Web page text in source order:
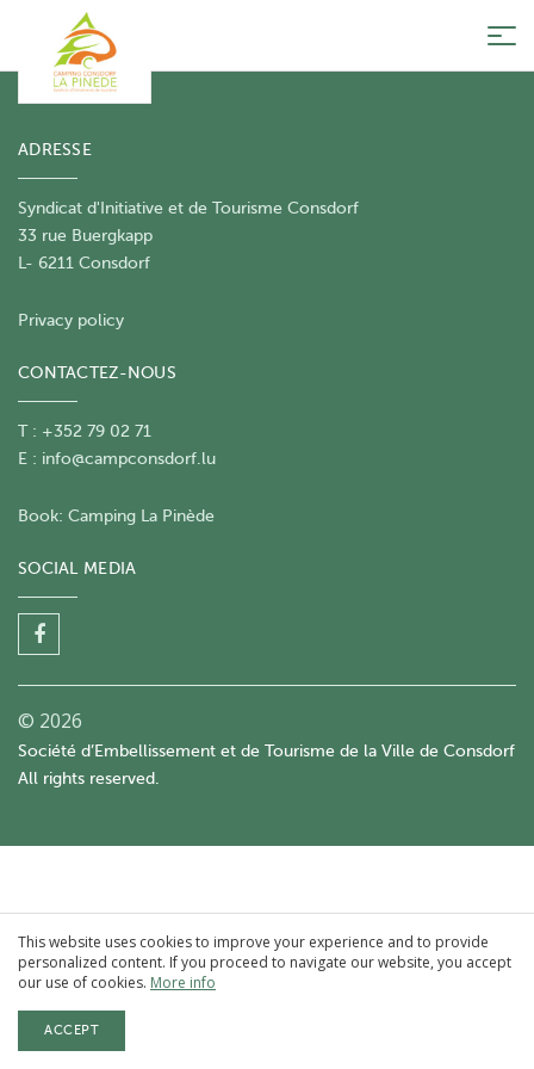
ADRESSE
Syndicat d'Initiative et de Tourisme Consdorf
33 rue Buergkapp
L- 6211 Consdorf
Privacy policy
CONTACTEZ-NOUS
T : +352 79 02 71
E : info@campconsdorf.lu
Book: Camping La Pinède
SOCIAL MEDIA
© 2026
Société d’Embellissement et de Tourisme de la Ville de Consdorf
All rights reserved.
This website uses cookies to improve your experience and to provide
personalized content. If you proceed to navigate our website, you accept
our use of cookies. More info
ACCEPT